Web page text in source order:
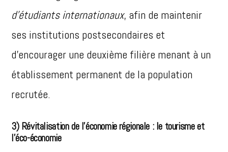
d’étudiants internationaux, afin de maintenir
ses institutions postsecondaires et
d’encourager une deuxième filière menant à un
établissement permanent de la population
recrutée.
3) Révitalisation de l’économie régionale : le tourisme et
l’éco-économie